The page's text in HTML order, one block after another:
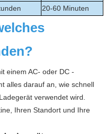
20-60 Minuten
einem AC- oder DC -
alles darauf an, wie schnell
verwendet wird.
Ihren Standort und Ihre